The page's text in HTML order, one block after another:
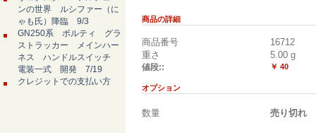
ンの世界 ルシファー（に
ゃも氏）降臨 9/3
GN250系 ボルティ グラ
ストラッカー メインハー
ネス ハンドルスイッチ
電装一式 開発 7/19
クレジットでの支払い方
商品の詳細
商品番号
16712
重さ
5.00 g
値段:: ￥ 40
オプション
数量 売り切れ